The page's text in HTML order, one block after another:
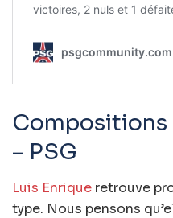
Compositions
– PSG
Luis Enrique retrouve
type. Nous pensons